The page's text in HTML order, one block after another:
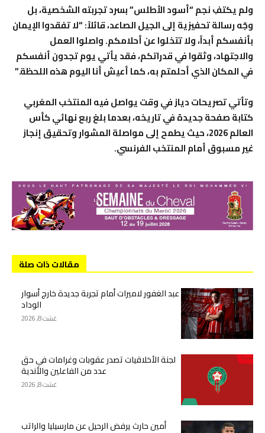
ولم يكتفِ نجم “أسود الأطلس” بسرد تجربته الشخصية، بل
وجّه رسالة تحفيزية إلى الجيل الصاعد، قائلاً: “لا تفقدوا الإيمان
بأنفسكم أبداً، ولا تتخلوا عن أحلامكم. واصلوا العمل
والاجتهاد، وثقوا في قدراتكم، فقد يأتي يوم تجدون أنفسكم
في المكان الذي أحلمتم به، كما أعيش أنا اليوم هذه اللحظة.”
وتأتي تصريحات دياز في وقت يواصل فيه المنتخب المغربي
كتابة صفحة جديدة في تاريخه، بعدما بلغ ربع نهائي كأس
العالم 2026، حيث يطمح إلى مواصلة المشوار وتحقيق إنجاز
غير مسبوق أمام المنتخب الفرنسي.
مقالات ذات صلة
عبد الغفور لاميرات أمام تجربة جديدة خارج أسوار
الوداد
غشت 8, 2026
لجنة الأخلاقيات تصدر عقوبات وغرامات في حق
عدد من الفاعلين والأندية
غشت 8, 2026
أمين حارث يرفض الرحيل عن مارسيليا والراتب